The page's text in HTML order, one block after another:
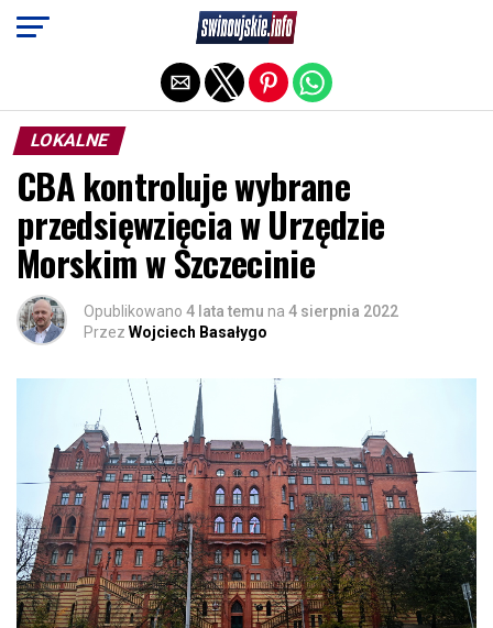
LOKALNE
CBA kontroluje wybrane
przedsięwzięcia w Urzędzie
Morskim w Szczecinie
Opublikowano 4 lata temu na 4 sierpnia 2022
Przez Wojciech Basałygo
Exit mobile version